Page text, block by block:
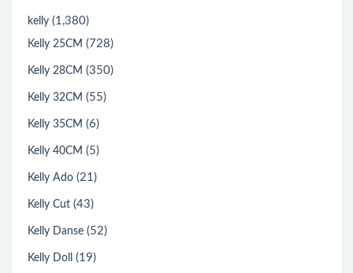
kelly (1,380)
Kelly 25CM (728)
Kelly 28CM (350)
Kelly 32CM (55)
Kelly 35CM (6)
Kelly 40CM (5)
Kelly Ado (21)
Kelly Cut (43)
Kelly Danse (52)
Kelly Doll (19)